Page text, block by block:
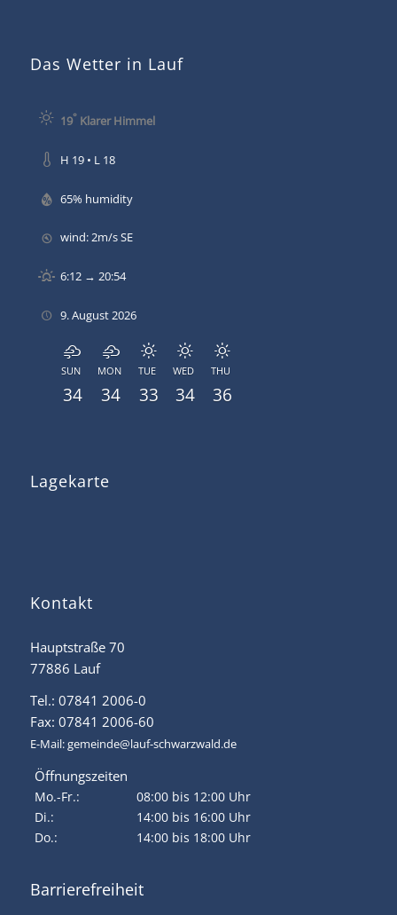
Das Wetter in Lauf
19°Klarer Himmel
H 19 • L 18
65% humidity
wind: 2m/s SE
6:12 → 20:54
9. August 2026
SUN
34
MON
34
TUE
33
WED
34
THU
36
Lagekarte
Kontakt
Hauptstraße 70
77886 Lauf
Tel.: 07841 2006-0
Fax: 07841 2006-60
E-Mail:gemeinde@lauf-schwarzwald.de
Öffnungszeiten
Mo.-Fr.:
08:00 bis 12:00 Uhr
Di.:
14:00 bis 16:00 Uhr
Do.:
14:00 bis 18:00 Uhr
Barrierefreiheit